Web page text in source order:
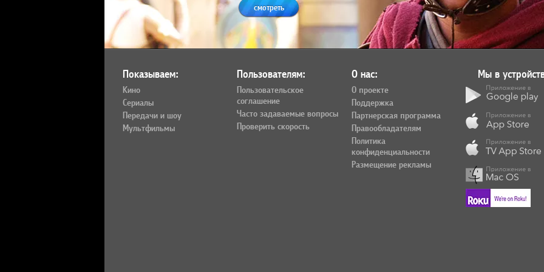
смотреть
Показываем:
Кино
Сериалы
Передачи и шоу
Мультфильмы
Пользователям:
Пользовательское
соглашение
Часто задаваемые вопросы
Проверить скорость
О нас:
О проекте
Поддержка
Партнерская программа
Правообладателям
Политика
конфиденциальности
Размещение рекламы
Мы в